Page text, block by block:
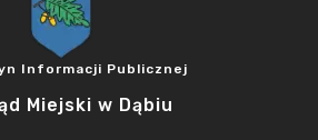
Informacji Publicznej
Miejski w Dąbiu